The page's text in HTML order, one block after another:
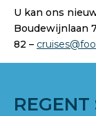
U kan ons
Boudewijnlaan
82 –
REGENT